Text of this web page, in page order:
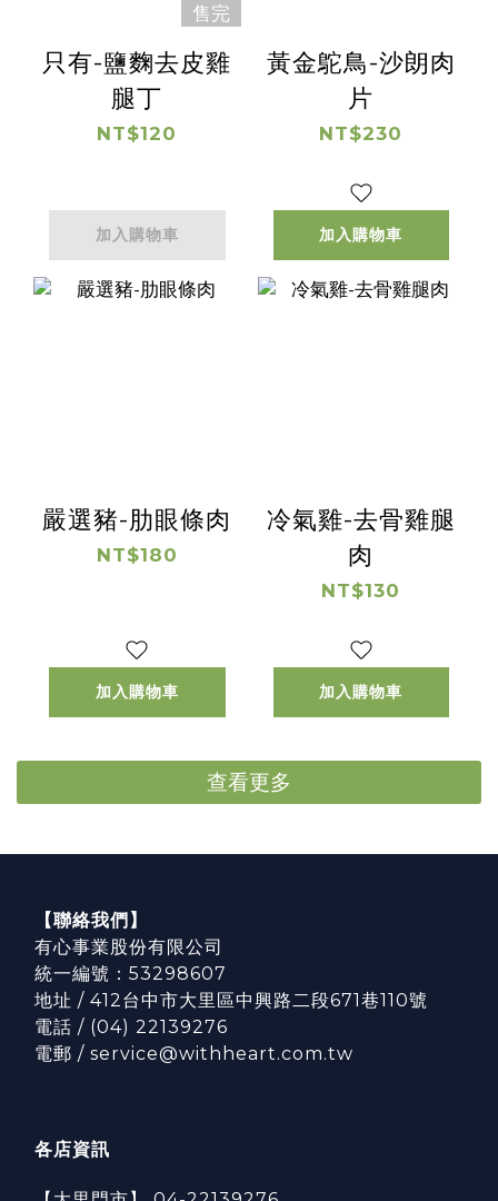
售完
只有-鹽麴去皮雞
腿丁
NT$120
加入購物車
黃金鴕鳥-沙朗肉
片
NT$230
加入購物車
嚴選豬-肋眼條肉
NT$180
加入購物車
冷氣雞-去骨雞腿
肉
NT$130
加入購物車
查看更多
【聯絡我們】
有心事業股份有限公司
統一編號：53298607
地址 / 412台中市大里區中興路二段671巷110號
電話 / (04) 22139276
電郵 / service@withheart.com.tw
各店資訊